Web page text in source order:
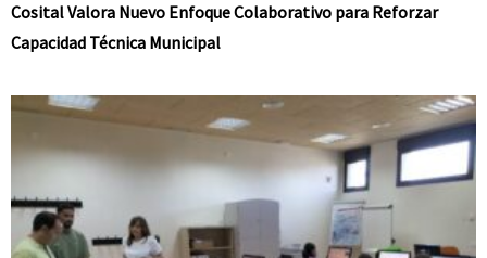
Cosital Valora Nuevo Enfoque Colaborativo para Reforzar
Capacidad Técnica Municipal